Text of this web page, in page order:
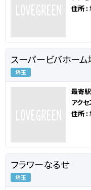
住所 :
スーパービバホー
埼玉
最寄
アクセ
住所 :
フラワーなるせ
埼玉